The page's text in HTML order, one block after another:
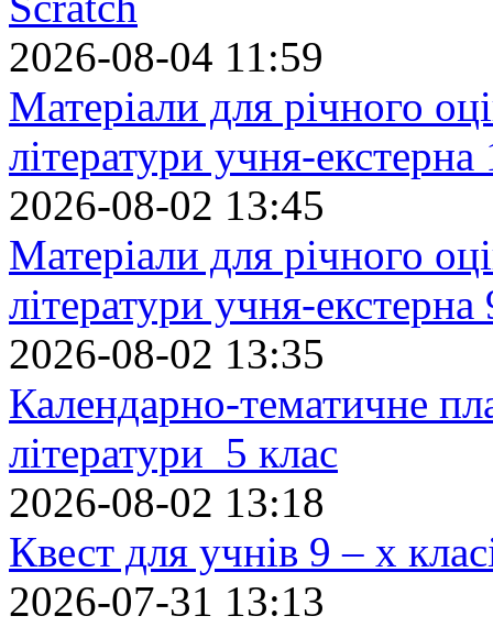
2026-08-04 11:59
Матеріали для річного
літератури учня-екстерна
2026-08-02 13:45
Матеріали для річного
літератури учня-екстерна
2026-08-02 13:35
Календарно-тематичне
літератури 5 клас
2026-08-02 13:18
Квест для учнів 9 – х
2026-07-31 13:13